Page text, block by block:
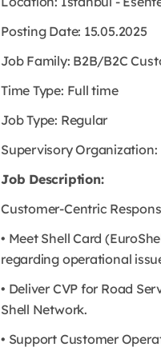
Posting Date: 15.05.2025
Job Family: B2B/B2C
Time Type: Full time
Job Type: Regular
Supervisory Organization:
Job Description:
Customer-Centric
• Meet Shell Card
regarding operational
• Deliver CVP for Road
Shell Network.
• Support Customer